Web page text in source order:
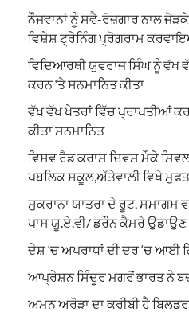
ਨੌਜਵਾਨਾਂ ਨੂੰ ਸਵੈ-ਰੋਜ਼ਗਾਰ ਨਾਲ
ਵਿਸ਼ੇਸ਼ ਟ੍ਰੇਨਿੰਗ ਪ੍ਰੋਗਰਾਮ
ਵਿਦਿਆਰਥੀ ਯੁਵਰਾਜ ਸਿੰਘ ਨੂੰ ਵੱਖ
ਕਰਨ ‘ਤੇ ਸਨਮਾਨਿਤ ਕੀਤਾ
ਵੱਖ ਵੱਖ ਖੇਤਰਾਂ ਵਿੱਚ ਪ੍ਰਾਪਤੀਆਂ
ਕੀਤਾ ਸਨਮਾਨਿਤ
ਵਿਸਵ ਰੈਡ ਕਰਾਸ ਦਿਵਸ ਮੌਕੇ
ਪਬਲਿਕ ਸਕੂਲ,ਅੱਤੇਵਾਲੀ ਵਿਖੇ
ਸੁਕਰਾਨਾ ਯਾਤਰਾ ਦੇ ਰੂਟ,
ਪਾਸ ਯੂ.ਏ.ਵੀ/ ਡਰੌਨ ਕੈਮਰੇ ਉਡਾਉਣ
ਦੇਸ਼ ‘ਚ ਅਪਰਾਧਾਂ ਦੀ ਦਰ ‘ਚ ਆਈ
ਆਪ੍ਰੇਸ਼ਨ ਸਿੰਦੂਰ ਮਗਰੋਂ ਭਾਰਤ ਨੇ
ਅਮਨ ਅਰੋੜਾ ਦਾ ਕਰੀਬੀ ਹੈ